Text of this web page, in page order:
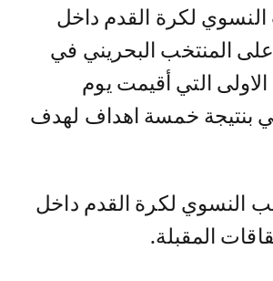
لكرة القدم داخل
على المنتخب البحريني في
الاولى التي أقيمت يوم
بنتيجة خمسة اهداف لهدف
النسوي لكرة القدم داخل
المقبلة.